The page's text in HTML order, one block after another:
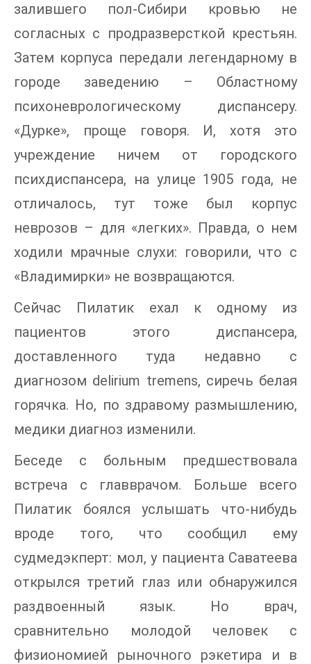
залившего пол-Сибири кровью не
согласных с продразверсткой крестьян.
Затем корпуса передали легендарному в
городе заведению – Областному
психоневрологическому диспансеру.
«Дурке», проще говоря. И, хотя это
учреждение ничем от городского
психдиспансера, на улице 1905 года, не
отличалось, тут тоже был корпус
неврозов – для «легких». Правда, о нем
ходили мрачные слухи: говорили, что с
«Владимирки» не возвращаются.
Сейчас Пилатик ехал к одному из
пациентов этого диспансера,
доставленного туда недавно с
диагнозом delirium tremens, сиречь белая
горячка. Но, по здравому размышлению,
медики диагноз изменили.
Беседе с больным предшествовала
встреча с главврачом. Больше всего
Пилатик боялся услышать что-нибудь
вроде того, что сообщил ему
судмедэкперт: мол, у пациента Саватеева
открылся третий глаз или обнаружился
раздвоенный язык. Но врач,
сравнительно молодой человек с
физиономией рыночного рэкетира и в